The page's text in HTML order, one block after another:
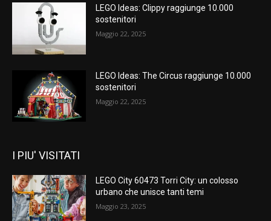
LEGO Ideas: Clippy raggiunge 10.000
sostenitori
Maggio 22, 2025
LEGO Ideas: The Circus raggiunge 10.000
sostenitori
Maggio 22, 2025
I PIU' VISITATI
LEGO City 60473 Torri City: un colosso
urbano che unisce tanti temi
Maggio 23, 2025